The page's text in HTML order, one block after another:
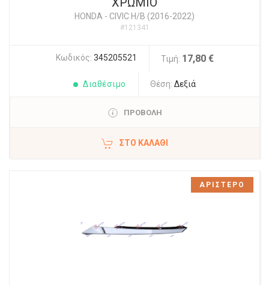
HONDA - CIVIC H/B (2016-2022)
#121341
Κωδικός: 345205521 Τιμή: 17,80 €
Διαθέσιμο Θέση: Δεξιά
ΠΡΟΒΟΛΗ
ΣΤΟ ΚΑΛΆΘΙ
ΑΡΙΣΤΕΡΟ